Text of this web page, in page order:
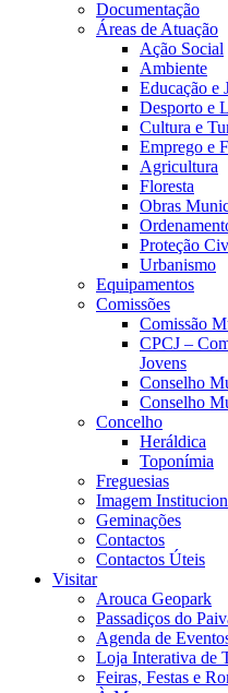
Documentação
Áreas de Atuação
Ação Social
Ambiente
Educação e
Desporto e
Cultura e
Emprego e
Agricultura
Floresta
Obras
Proteção
Urbanismo
Equipamentos
Comissões
Comissão
CPCJ –
Jovens
Conselho
Conselho
Concelho
Heráldica
Toponímia
Freguesias
Imagem
Geminações
Contactos
Contactos Úteis
Visitar
Arouca Geopark
Passadiços do
Agenda de
Loja Interativa de
Feiras, Festas e